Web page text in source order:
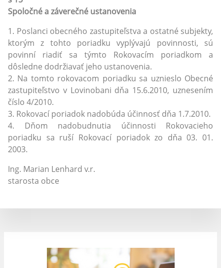
Spoločné a záverečné ustanovenia
1. Poslanci obecného zastupiteľstva a ostatné subjekty,
ktorým z tohto poriadku vyplývajú povinnosti, sú
povinní riadiť sa týmto Rokovacím poriadkom a
dôsledne dodržiavať jeho ustanovenia.
2. Na tomto rokovacom poriadku sa uznieslo Obecné
zastupiteľstvo v Lovinobani dňa 15.6.2010, uznesením
číslo 4/2010.
3. Rokovací poriadok nadobúda účinnosť dňa 1.7.2010.
4. Dňom nadobudnutia účinnosti Rokovacieho
poriadku sa ruší Rokovací poriadok zo dňa 03. 01.
2003.
Ing. Marian Lenhard v.r.
starosta obce